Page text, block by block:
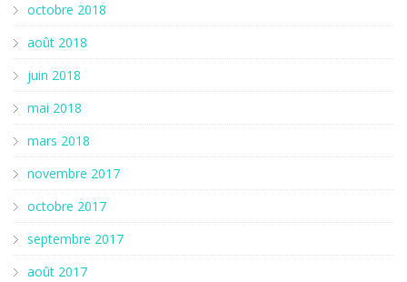
octobre 2018
août 2018
juin 2018
mai 2018
mars 2018
novembre 2017
octobre 2017
septembre 2017
août 2017